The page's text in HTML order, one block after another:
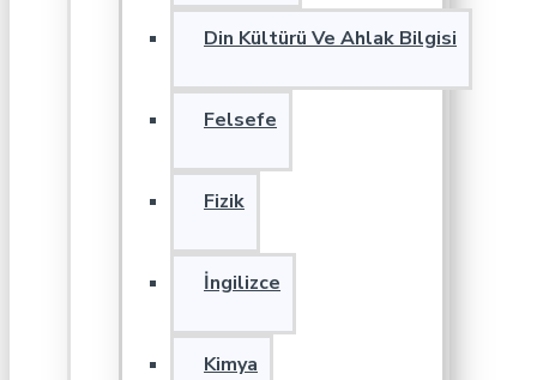
Din Kültürü Ve Ahlak Bilgisi
Felsefe
Fizik
İngilizce
Kimya